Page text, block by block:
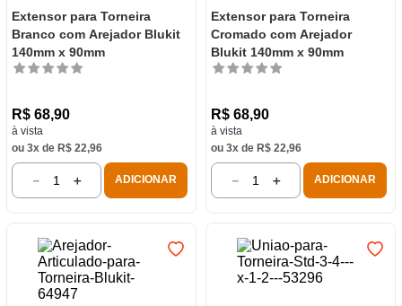
Extensor para Torneira
Branco com Arejador Blukit
140mm x 90mm
R$ 68,90
à vista
ou 3x de R$ 22,96
＋
－ ADICIONAR
Extensor para Torneira
Cromado com Arejador
Blukit 140mm x 90mm
R$ 68,90
à vista
ou 3x de R$ 22,96
＋
－ ADICIONAR